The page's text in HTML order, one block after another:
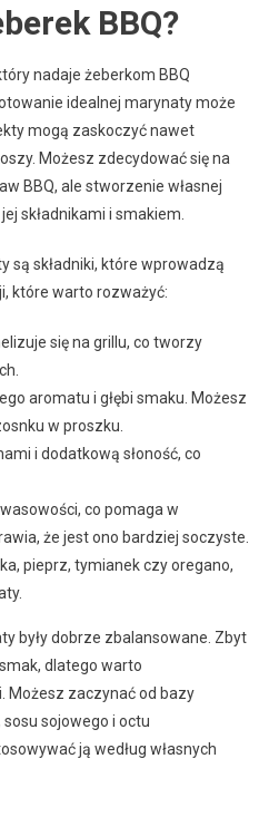
BBQ?
nadaje żeberkom BBQ
idealnej marynaty może
mogą zaskoczyć nawet
Możesz zdecydować się na
BBQ, ale stworzenie własnej
składnikami i smakiem.
są składniki, które wprowadzą
które warto rozważyć:
się na grillu, co tworzy
aromatu i głębi smaku. Możesz
w proszku.
i dodatkową słoność, co
co pomaga w
że jest ono bardziej soczyste.
pieprz, tymianek czy oregano,
były dobrze zbalansowane. Zbyt
dlatego warto
Możesz zaczynać od bazy
sosu sojowego i octu
ją według własnych